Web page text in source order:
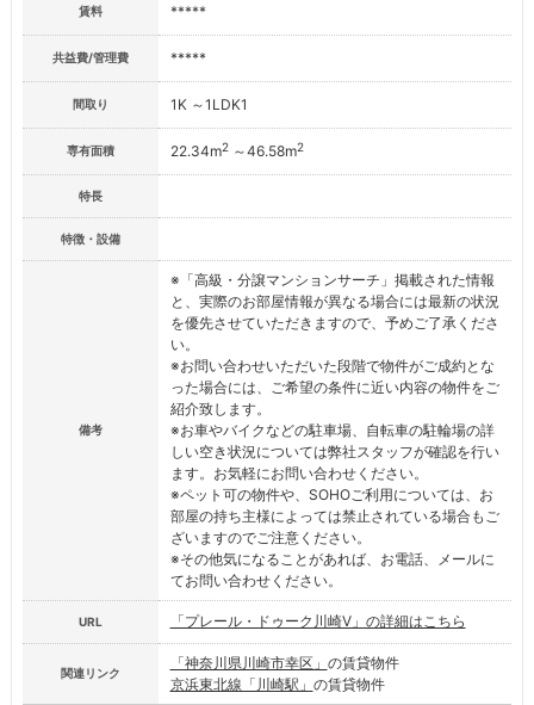
賃料 *****
共益費/管理費 *****
間取り 1K ～1LDK1
専有面積 22.34m2～46.58m2
特長
特徴・設備
備考
※「高級・分譲マンションサーチ」掲載された情報
と、実際のお部屋情報が異なる場合には最新の状況
を優先させていただきますので、予めご了承くださ
い。
※お問い合わせいただいた段階で物件がご成約とな
った場合には、ご希望の条件に近い内容の物件をご
紹介致します。
※お車やバイクなどの駐車場、自転車の駐輪場の詳
しい空き状況については弊社スタッフが確認を行い
ます。お気軽にお問い合わせください。
※ペット可の物件や、SOHOご利用については、お
部屋の持ち主様によっては禁止されている場合もご
ざいますのでご注意ください。
※その他気になることがあれば、お電話、メールに
てお問い合わせください。
URL 「プレール・ドゥーク川崎V」の詳細はこちら
関連リンク
「神奈川県川崎市幸区」 の賃貸物件
京浜東北線「川崎駅」 の賃貸物件